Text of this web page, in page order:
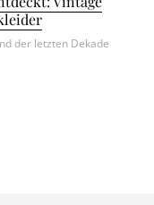
der letzten Dekade